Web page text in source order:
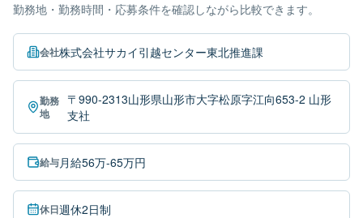
勤務地・勤務時間・応募条件を確認しながら比較できます。
会社株式会社サカイ引越センター東北推進課
勤務
地
〒990-2313山形県山形市大字松原字江向653-2 山形
支社
給与月給56万-65万円
休日週休2日制